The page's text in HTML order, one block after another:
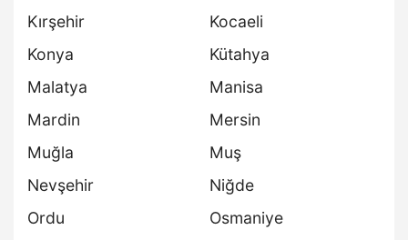
Kırşehir
Kocaeli
Konya
Kütahya
Malatya
Manisa
Mardin
Mersin
Muğla
Muş
Nevşehir
Niğde
Ordu
Osmaniye